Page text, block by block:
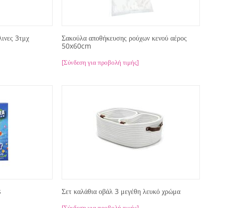
3τμχ
Σακούλα αποθήκευσης ρούχων κενού αέρος
50x60cm
[Σύνδεση για προβολή τιμής]
Σετ καλάθια οβάλ 3 μεγέθη λευκό χρώμα